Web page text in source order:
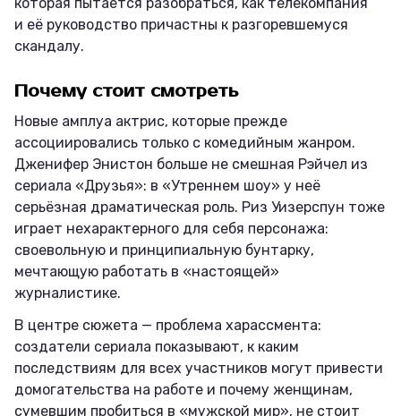
которая пытается разобраться, как телекомпания
и её руководство причастны к разгоревшемуся
скандалу.
Почему стоит смотреть
Новые амплуа актрис, которые прежде
ассоциировались только с комедийным жанром.
Дженифер Энистон больше не смешная Рэйчел из
сериала «Друзья»: в «Утреннем шоу» у неё
серьёзная драматическая роль. Риз Уизерспун тоже
играет нехарактерного для себя персонажа:
своевольную и принципиальную бунтарку,
мечтающую работать в «настоящей»
журналистике.
В центре сюжета — проблема харассмента:
создатели сериала показывают, к каким
последствиям для всех участников могут привести
домогательства на работе и почему женщинам,
сумевшим пробиться в «мужской мир», не стоит